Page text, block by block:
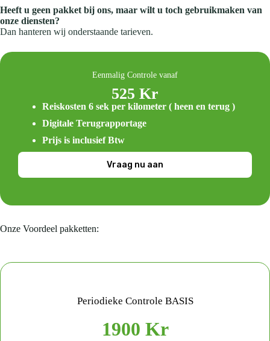
Heeft u geen pakket bij ons, maar wilt u toch gebruikmaken van
onze diensten?
Dan hanteren wij onderstaande tarieven.
Eenmalig Controle vanaf
525 Kr
Reiskosten 6 sek per kilometer ( heen en terug )
Digitale Terugrapportage
Prijs is inclusief Btw
Vraag nu aan
Onze Voordeel pakketten:
Periodieke Controle BASIS
1900 Kr